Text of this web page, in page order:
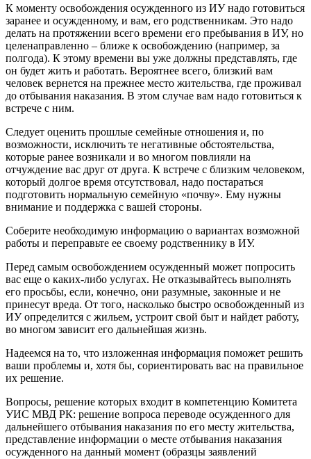
К моменту освобождения осужденного из ИУ надо готовиться
заранее и осужденному, и вам, его родственникам. Это надо
делать на протяжении всего времени его пребывания в ИУ, но
целенаправленно – ближе к освобождению (например, за
полгода). К этому времени вы уже должны представлять, где
он будет жить и работать. Вероятнее всего, близкий вам
человек вернется на прежнее место жительства, где проживал
до отбывания наказания. В этом случае вам надо готовиться к
встрече с ним.
Следует оценить прошлые семейные отношения и, по
возможности, исключить те негативные обстоятельства,
которые ранее возникали и во многом повлияли на
отчуждение вас друг от друга. К встрече с близким человеком,
который долгое время отсутствовал, надо постараться
подготовить нормальную семейную «почву». Ему нужны
внимание и поддержка с вашей стороны.
Соберите необходимую информацию о вариантах возможной
работы и переправьте ее своему родственнику в ИУ.
Перед самым освобождением осужденный может попросить
вас еще о каких-либо услугах. Не отказывайтесь выполнять
его просьбы, если, конечно, они разумные, законные и не
принесут вреда. От того, насколько быстро освобожденный из
ИУ определится с жильем, устроит свой быт и найдет работу,
во многом зависит его дальнейшая жизнь.
Надеемся на то, что изложенная информация поможет решить
ваши проблемы и, хотя бы, сориентировать вас на правильное
их решение.
Вопросы, решение которых входит в компетенцию Комитета
УИС МВД РК: решение вопроса переводе осужденного для
дальнейшего отбывания наказания по его месту жительства,
представление информации о месте отбывания наказания
осужденного на данный момент (образцы заявлений